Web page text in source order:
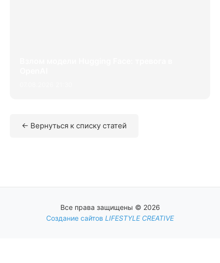
← Вернуться к списку статей
Все права защищены © 2026
Создание сайтов LIFESTYLE CREATIVE